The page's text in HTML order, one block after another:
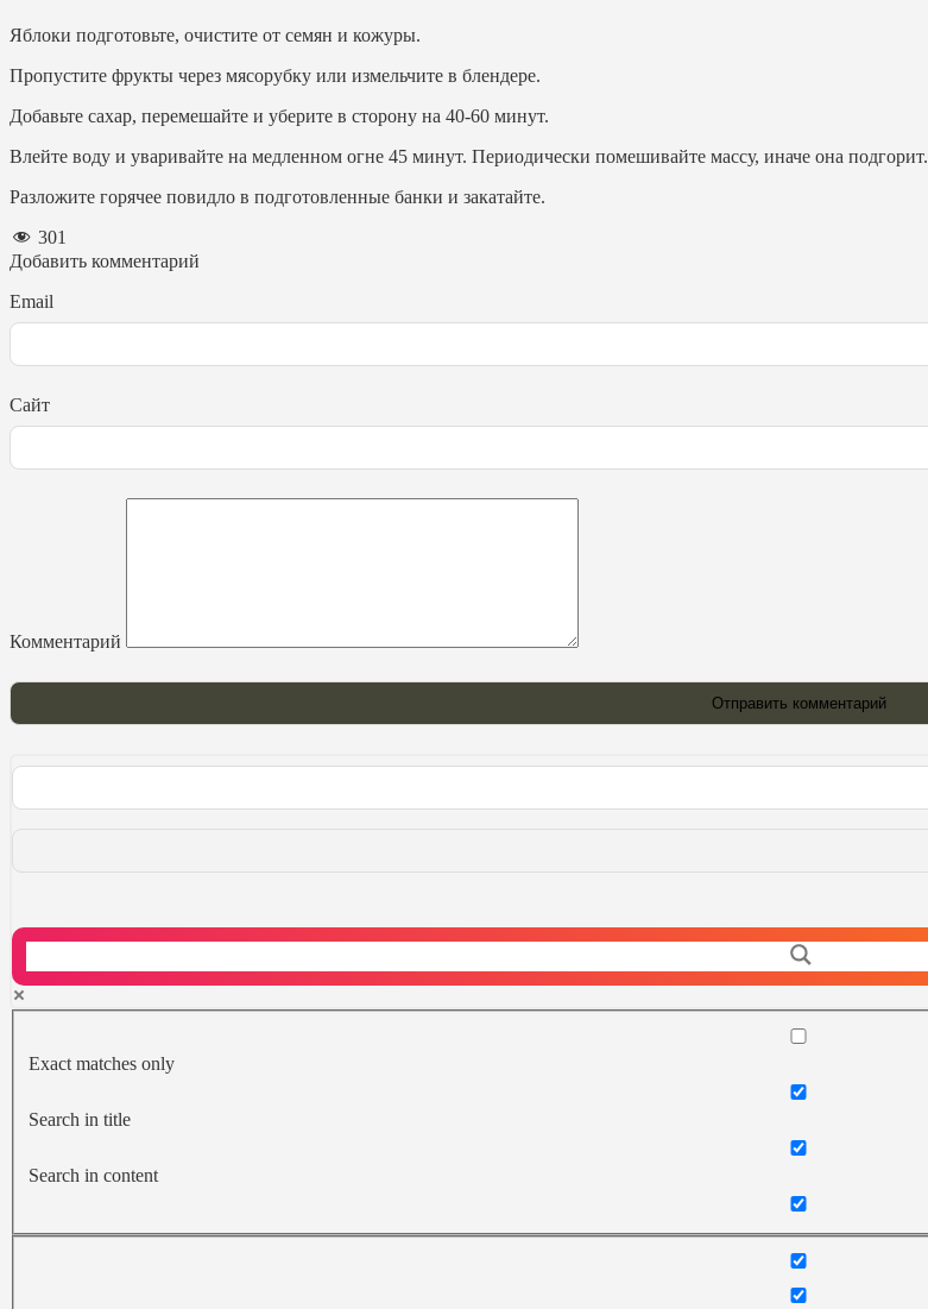
Яблоки подготовьте, очистите от семян и кожуры.
Пропустите фрукты через мясорубку или измельчите в блендере.
Добавьте сахар, перемешайте и уберите в сторону на 40-60 минут.
Влейте воду и уваривайте на медленном огне 45 минут. Периодически помешивайте массу, иначе она подгорит.
Разложите горячее повидло в подготовленные банки и закатайте.
301
Добавить комментарий
Email
Сайт
Комментарий
Exact matches only
Search in title
Search in content